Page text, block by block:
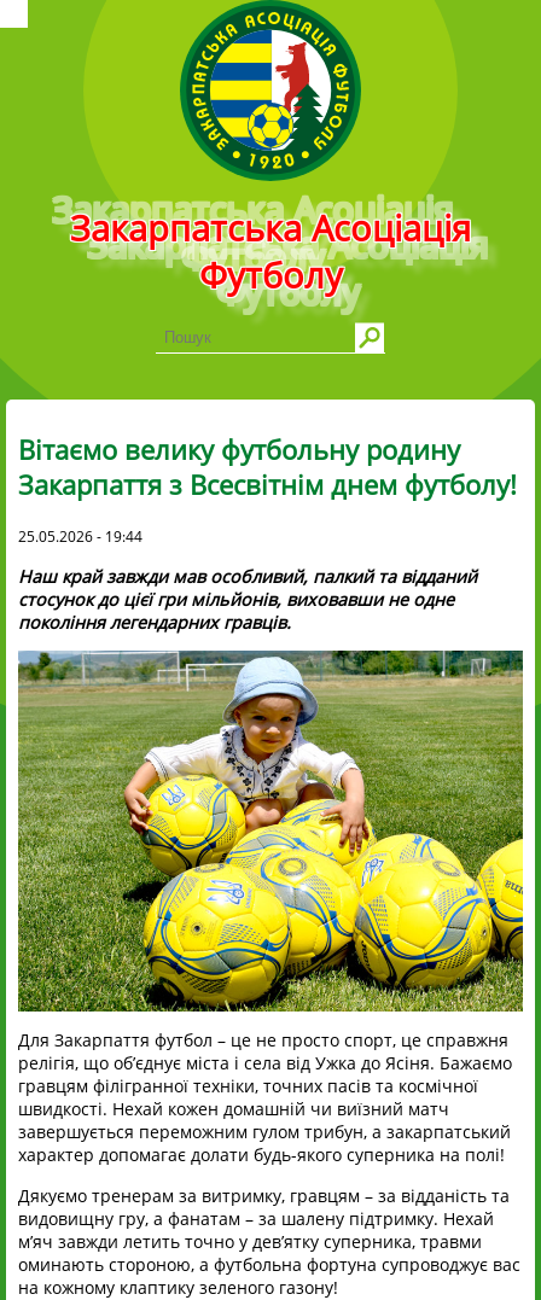
Головне меню
Закарпатська Асоціація
Футболу
Вітаємо велику футбольну родину
Закарпаття з Всесвітнім днем футболу!
25.05.2026 - 19:44
Наш край завжди мав особливий, палкий та відданий
стосунок до цієї гри мільйонів, виховавши не одне
покоління легендарних гравців.
Для Закарпаття футбол – це не просто спорт, це справжня
релігія, що об’єднує міста і села від Ужка до Ясіня. Бажаємо
гравцям філігранної техніки, точних пасів та космічної
швидкості. Нехай кожен домашній чи виїзний матч
завершується переможним гулом трибун, а закарпатський
характер допомагає долати будь-якого суперника на полі!
Дякуємо тренерам за витримку, гравцям – за відданість та
видовищну гру, а фанатам – за шалену підтримку. Нехай
м’яч завжди летить точно у дев’ятку суперника, травми
оминають стороною, а футбольна фортуна супроводжує вас
на кожному клаптику зеленого газону!